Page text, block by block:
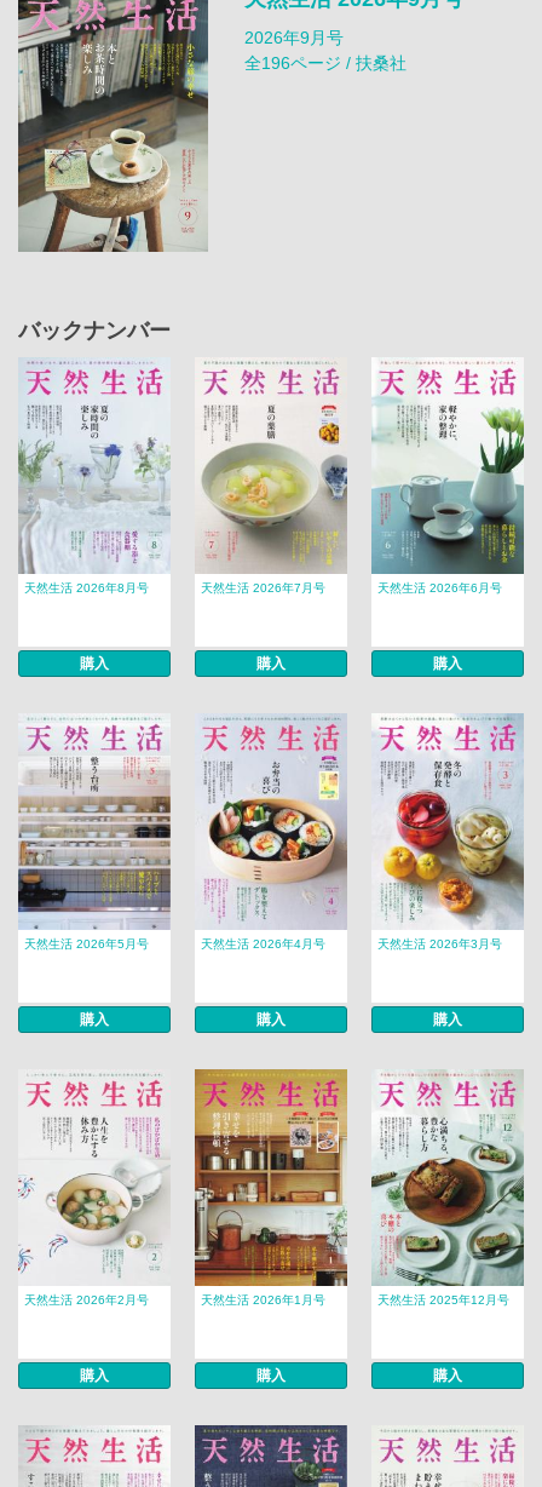
2026年9月号
全196ページ / 扶桑社
バックナンバー
天然生活 2026年8月号
購入
天然生活 2026年7月号
購入
天然生活 2026年6月号
購入
天然生活 2026年5月号
購入
天然生活 2026年4月号
購入
天然生活 2026年3月号
購入
天然生活 2026年2月号
購入
天然生活 2026年1月号
購入
天然生活 2025年12月号
購入